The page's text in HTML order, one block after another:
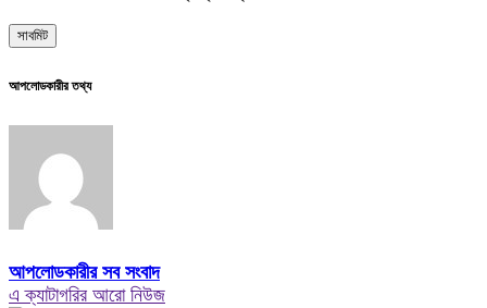
আপলোডকারীর তথ্য
আপলোডকারীর সব সংবাদ
এ ক্যাটাগরির আরো নিউজ